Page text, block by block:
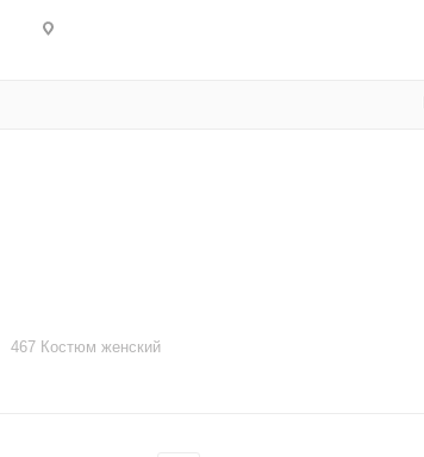
467 Костюм женский